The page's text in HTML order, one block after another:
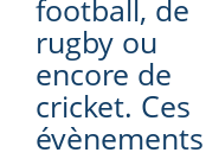
football, de
rugby ou
encore de
cricket. Ces
évènements